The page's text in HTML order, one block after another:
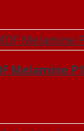
Melamine P1